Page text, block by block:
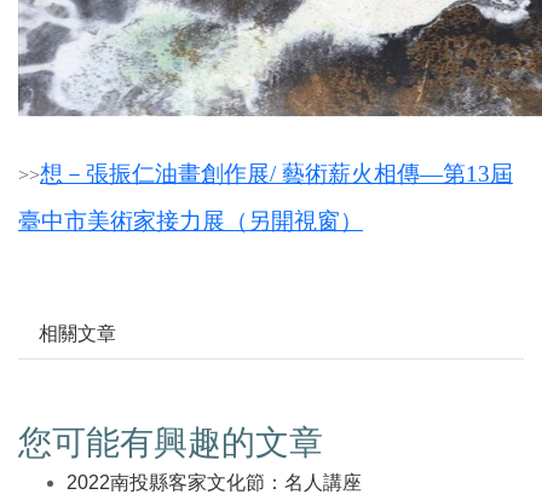
>>想－張振仁油畫創作展/ 藝術薪火相傳—第13屆
臺中市美術家接力展（另開視窗）
相關文章
您可能有興趣的文章
2022南投縣客家文化節：名人講座